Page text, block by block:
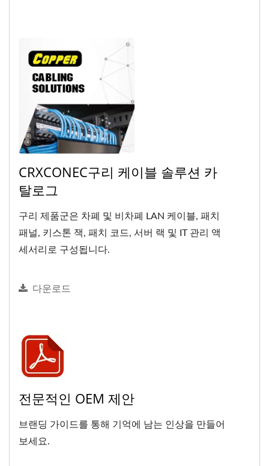
CRXCONEC구리 케이블 솔루션 카
탈로그
구리 제품군은 차폐 및 비차폐 LAN 케이블, 패치
패널, 키스톤 잭, 패치 코드, 서버 랙 및 IT 관리 액
세서리로 구성됩니다.
다운로드
전문적인 OEM 제안
브랜딩 가이드를 통해 기억에 남는 인상을 만들어
보세요.